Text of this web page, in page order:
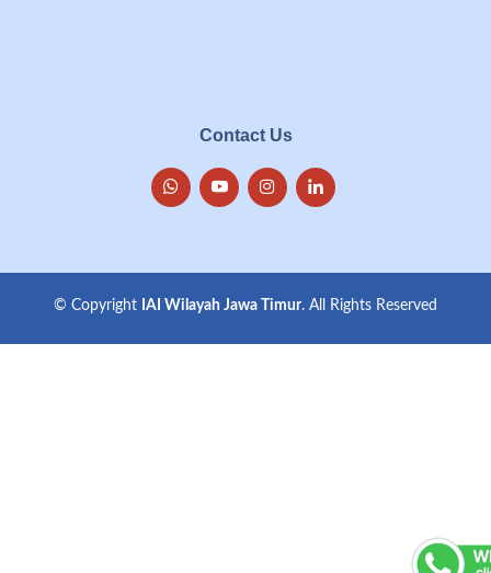
Contact Us
© Copyright IAI Wilayah Jawa Timur. All Rights Reserved